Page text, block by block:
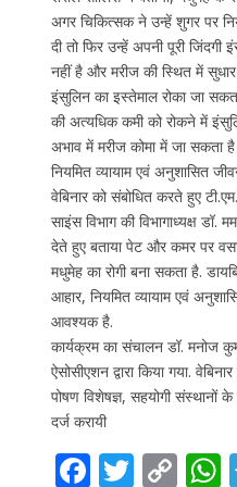
अगर चिकित्सक ने उन्हें शुगर पर
दी तो फिर उन्हें अपनी पूरी
नहीं है और मरीज की स्थित में
इंसुलिन का इस्तेमाल रोका जा
की अत्यधिक कमी को रोकने में
अभाव में मरीज कोमा में जा सकता
नियमित व्यायाम एवं अनुशासित
वेबिनार को संबोधित करते हुए
साइंस विभाग की विभागाध्यक्ष डॉ.
देते हुए बताया पेट और कमर पर
मधुमेह का रोगी बना सकता है.
आहार, नियमित व्यायाम एवं
आवश्यक है.
कार्यक्रम का संचालन डॉ. मनोज
ऐसोसीएशन द्वारा किया गया.
पोषण विशेषज्ञ, सहयोगी संस्थानों
दर्ज करायी
F T C